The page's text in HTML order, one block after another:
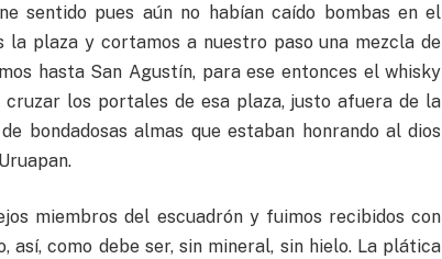
sentido pues aún no habían caído bombas en el
plaza y cortamos a nuestro paso una mezcla de
hasta San Agustín, para ese entonces el whisky
los portales de esa plaza, justo afuera de la
bondadosas almas que estaban honrando al dios
miembros del escuadrón y fuimos recibidos con
así, como debe ser, sin mineral, sin hielo. La plática